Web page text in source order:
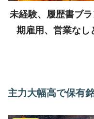
未経験、履歴書ブ
期雇用、営業なし
主力大幅高で保有